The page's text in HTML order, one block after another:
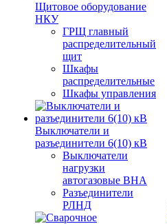
Щитовое оборудование
НКУ
ГРЩ главный
распределительный
щит
Шкафы
распределительные
Шкафы управления
Выключатели и
разъединители 6(10) кВ
Выключатели
нагрузки
автогазовые ВНА
Разъединители
РЛНД